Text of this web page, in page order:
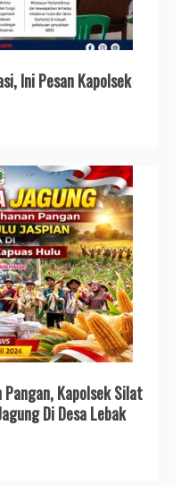
Ini Pesan Kapolsek
Kapolsek Silat
Di Desa Lebak